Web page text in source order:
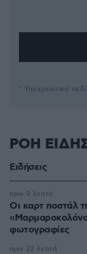
* Υποχρεωτικά
ΡΟΗ
Ειδήσεις
Οι καρτ ποστάλ
φωτογραφίες
πριν 9 λεπτά
πριν 22 λεπτά